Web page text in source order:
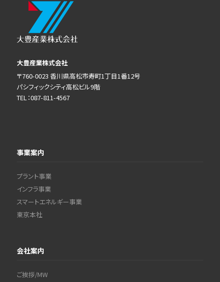
大豊産業株式会社
〒760-0023 香川県高松市寿町1丁目1番12号
パシフィックシティ高松ビル9階
TEL：087-811-4567
事業案内
プラント事業
インフラ事業
スマートエネルギー事業
東京本社
会社案内
ご挨拶/MW